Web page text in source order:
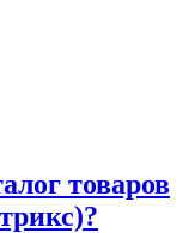
товаров